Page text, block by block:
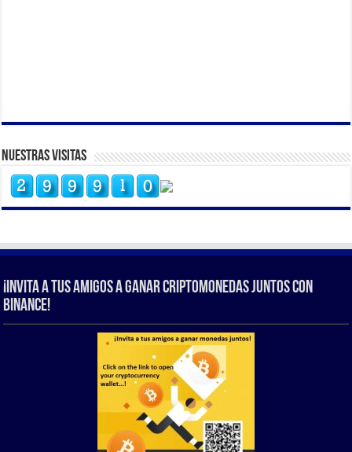
Nuestras Visitas
¡Invita a tus amigos a ganar criptomonedas juntos con
Binance!